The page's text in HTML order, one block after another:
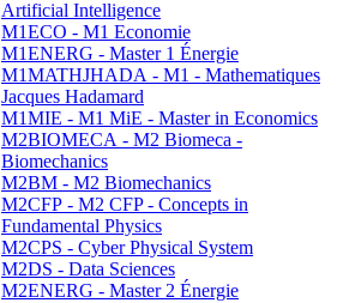
Artificial Intelligence
M1ECO - M1 Economie
M1ENERG - Master 1 Énergie
M1MATHJHADA - M1 - Mathematiques
Jacques Hadamard
M1MIE - M1 MiE - Master in Economics
M2BIOMECA - M2 Biomeca -
Biomechanics
M2BM - M2 Biomechanics
M2CFP - M2 CFP - Concepts in
Fundamental Physics
M2CPS - Cyber Physical System
M2DS - Data Sciences
M2ENERG - Master 2 Énergie